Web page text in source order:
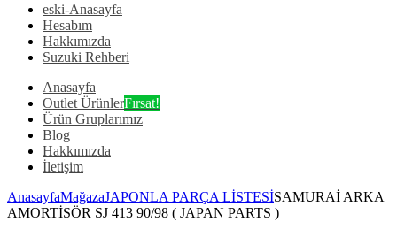
eski-Anasayfa
Hesabım
Hakkımızda
Suzuki Rehberi
Anasayfa
Outlet ÜrünlerFırsat!
Ürün Gruplarımız
Blog
Hakkımızda
İletişim
AnasayfaMağazaJAPONLA PARÇA LİSTESİSAMURAİ ARKA
AMORTİSÖR SJ 413 90/98 ( JAPAN PARTS )